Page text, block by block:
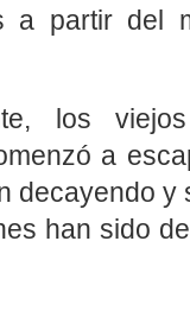
a partir del
los
a
decayendo
han sido